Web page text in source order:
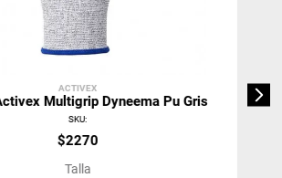
ACTIVEX
Multigrip Dyneema Pu Gris
SKU:
$2270
Talla